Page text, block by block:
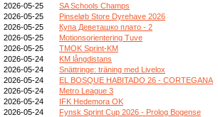
2026-05-25
SA Schools Champs
2026-05-25
Pinseløb Store Dyrehave 2026
2026-05-25
Купа Деветашко плато - 2
2026-05-25
Motionsorientering Tuve
2026-05-25
TMOK Sprint-KM
2026-05-24
KM långdistans
2026-05-24
Snättringe: träning med Livelox
2026-05-24
EL BOSQUE HABITADO 26 - CORTEGANA
2026-05-24
Metro League 3
2026-05-24
IFK Hedemora OK
2026-05-24
Fynsk Sprint Cup 2026 - Prolog Bogense